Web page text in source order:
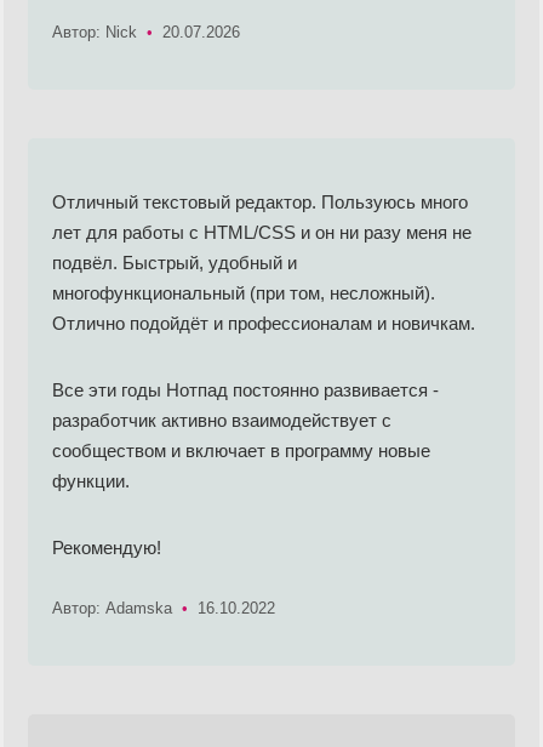
Автор: Nick • 20.07.2026
Отличный текстовый редактор. Пользуюсь много
лет для работы с HTML/CSS и он ни разу меня не
подвёл. Быстрый, удобный и
многофункциональный (при том, несложный).
Отлично подойдёт и профессионалам и новичкам.
Все эти годы Нотпад постоянно развивается -
разработчик активно взаимодействует с
сообществом и включает в программу новые
функции.
Рекомендую!
Автор: Adamska • 16.10.2022